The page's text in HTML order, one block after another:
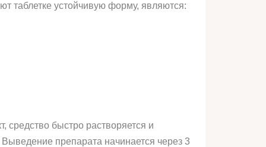
таблетке устойчивую форму, являются:
средство быстро растворяется и
препарата начинается через 3